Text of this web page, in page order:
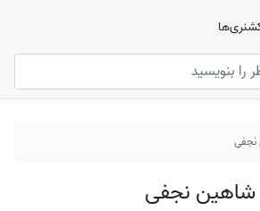
شاهین نجفی